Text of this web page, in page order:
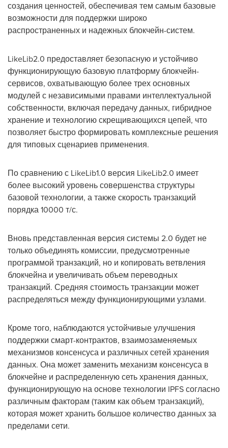
создания ценностей, обеспечивая тем самым базовые
возможности для поддержки широко
распространенных и надежных блокчейн-систем.
LikeLib2.0 предоставляет безопасную и устойчиво
функционирующую базовую платформу блокчейн-
сервисов, охватывающую более трех основных
модулей с независимыми правами интеллектуальной
собственности, включая передачу данных, гибридное
хранение и технологию скрещивающихся цепей, что
позволяет быстро формировать комплексные решения
для типовых сценариев применения.
По сравнению с LikeLib1.0 версия LikeLib2.0 имеет
более высокий уровень совершенства структуры
базовой технологии, а также скорость транзакций
порядка 10000 т/с.
Вновь представленная версия системы 2.0 будет не
только объединять комиссии, предусмотренные
программой транзакций, но и копировать ветвления
блокчейна и увеличивать объем переводных
транзакций. Средняя стоимость транзакции может
распределяться между функционирующими узлами.
Кроме того, наблюдаются устойчивые улучшения
поддержки смарт-контрактов, взаимозаменяемых
механизмов консенсуса и различных сетей хранения
данных. Она может заменить механизм консенсуса в
блокчейне и распределенную сеть хранения данных,
функционирующую на основе технологии IPFS согласно
различным факторам (таким как объем транзакций),
которая может хранить большое количество данных за
пределами сети.